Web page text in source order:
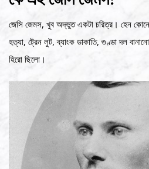
জেসি জেমস, খুব অদ্ভুত একটা চরিত্র। হেন কোনো
হত্যা, ট্রেন লুট, ব্যাংক ডাকাতি, গুণ্ডা দল
হিরো ছিলো।